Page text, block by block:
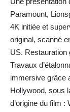
Paramount,
4K initiée et
original, scanné
US. Restauration
Travaux
immersive grâce
Hollywood, sous
d’origine du film